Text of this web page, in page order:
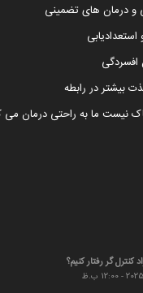
و درمان های تضمینی
افسردگی
بیشتر در رابطه
نیست ما به راحتی درمان می
کنترل گر رفتار کنیم؟